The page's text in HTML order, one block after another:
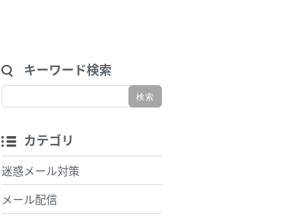
キーワード検索
カテゴリ
迷惑メール対策
メール配信